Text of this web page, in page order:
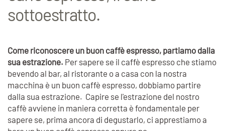
sottoestratto.
Come riconoscere un buon caffè espresso, partiamo dalla
sua estrazione. Per sapere se il caffè espresso che stiamo
bevendo al bar, al ristorante o a casa con la nostra
macchina è un buon caffè espresso, dobbiamo partire
dalla sua estrazione. Capire se l'estrazione del nostro
caffè avviene in maniera corretta è fondamentale per
sapere se, prima ancora di degustarlo, ci apprestiamo a